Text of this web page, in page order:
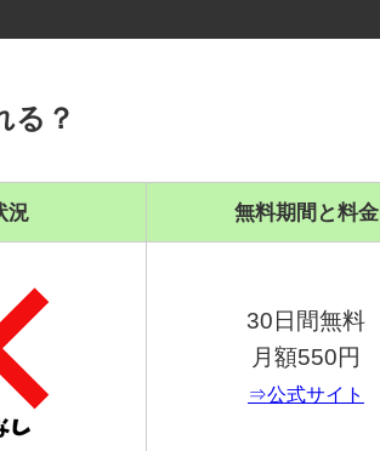
る？
況 無料期間と料金
30日間無料
月額550円
⇒公式サイト